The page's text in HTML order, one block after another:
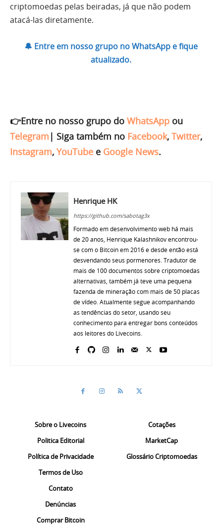
criptomoedas pelas beiradas, já que não podem
atacá-las diretamente.
🔔 Entre em nosso grupo no WhatsApp e fique
atualizado.
👉Entre no nosso grupo do WhatsApp ou
Telegram | Siga também no Facebook, Twitter,
Instagram, YouTube e Google News.
Henrique HK
https://github.com/sabotag3x
Formado em desenvolvimento web há mais
de 20 anos, Henrique Kalashnikov encontrou-
se com o Bitcoin em 2016 e desde então está
desvendando seus pormenores. Tradutor de
mais de 100 documentos sobre criptomoedas
alternativas, também já teve uma pequena
fazenda de mineração com mais de 50 placas
de vídeo. Atualmente segue acompanhando
as tendências do setor, usando seu
conhecimento para entregar bons conteúdos
aos leitores do Livecoins.
Sobre o Livecoins
Politica Editorial
Política de Privacidade
Termos de Uso
Contato
Denúncias
Comprar Bitcoin
Cotações
MarketCap
Glossário Criptomoedas